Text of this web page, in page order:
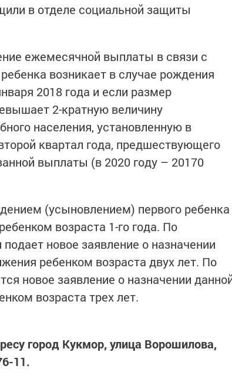
в отделе социальной защиты
ежемесячной выплаты в связи с
возникает в случае рождения
2018 года и если размер
2-кратную величину
населения, установленную в
квартал года, предшествующего
выплаты (в 2020 году – 20170
(усыновлением) первого ребенка
возраста 1-го года. По
новое заявление о назначении
ребенком возраста двух лет. По
новое заявление о назначении
возраста трех лет.
город Кукмор, улица Ворошилова,
11.